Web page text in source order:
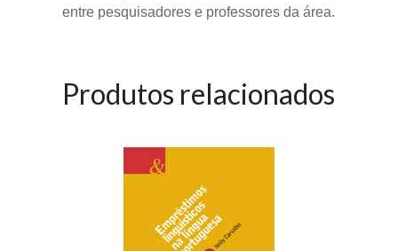
entre pesquisadores e professores da área.
Produtos relacionados